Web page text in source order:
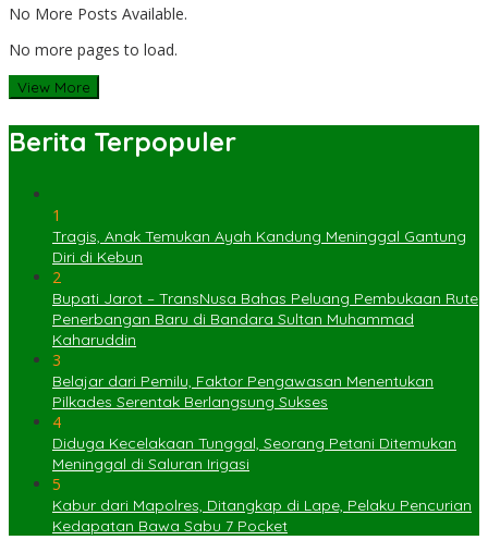
No More Posts Available.
No more pages to load.
View More
Berita Terpopuler
1
Tragis, Anak Temukan Ayah Kandung Meninggal Gantung
Diri di Kebun
2
Bupati Jarot – TransNusa Bahas Peluang Pembukaan Rute
Penerbangan Baru di Bandara Sultan Muhammad
Kaharuddin
3
Belajar dari Pemilu, Faktor Pengawasan Menentukan
Pilkades Serentak Berlangsung Sukses
4
Diduga Kecelakaan Tunggal, Seorang Petani Ditemukan
Meninggal di Saluran Irigasi
5
Kabur dari Mapolres, Ditangkap di Lape, Pelaku Pencurian
Kedapatan Bawa Sabu 7 Pocket